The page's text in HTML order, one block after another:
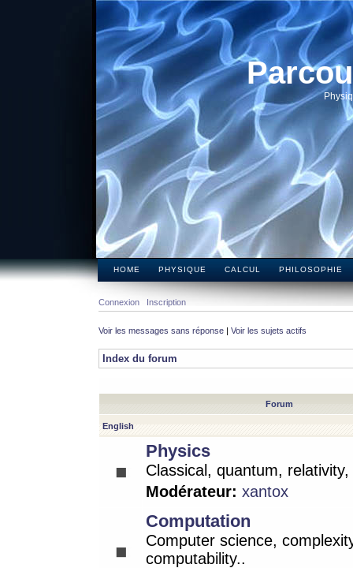
HOME PHYSIQUE CALCUL PHILOSOPHIE
Connexion Inscription
Voir les messages sans réponse | Voir les sujets actifs
Index du forum
Forum
English
Physics
Classical, quantum,
Modérateur: xantox
Computation
Computer science,
computability..